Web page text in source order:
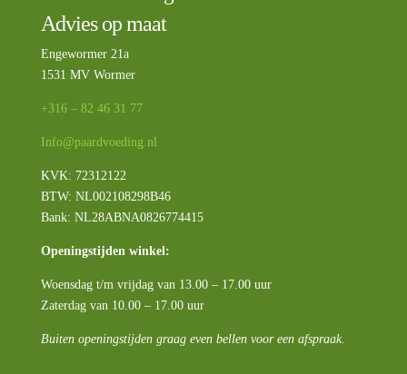
Advies op maat
Engewormer 21a
1531 MV Wormer
+316 – 82 46 31 77
Info@paardvoeding.nl
KVK: 72312122
BTW: NL002108298B46
Bank: NL28ABNA0826774415
Openingstijden winkel:
Woensdag t/m vrijdag van 13.00 – 17.00 uur
Zaterdag van 10.00 – 17.00 uur
Buiten openingstijden graag even bellen voor een afspraak.